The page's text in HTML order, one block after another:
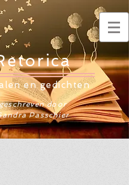
en gedichten
geschreven door
Passchier